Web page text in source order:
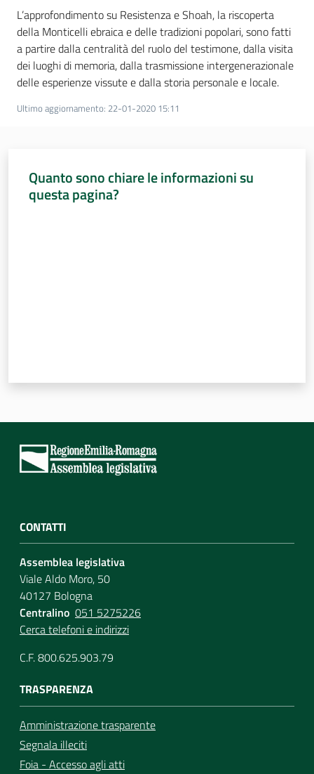
Per i cittadini
L’approfondimento su Resistenza e Shoah, la riscoperta
della Monticelli ebraica e delle tradizioni popolari, sono fatti
a partire dalla centralità del ruolo del testimone, dalla visita
dei luoghi di memoria, dalla trasmissione intergenerazionale
delle esperienze vissute e dalla storia personale e locale.
Ultimo aggiornamento: 22-01-2020 15:11
Quanto sono chiare le informazioni su
questa pagina?
CONTATTI
Assemblea legislativa
Viale Aldo Moro, 50
40127 Bologna
Centralino 051 5275226
Cerca telefoni e indirizzi
C.F. 800.625.903.79
TRASPARENZA
Amministrazione trasparente
Segnala illeciti
Foia - Accesso agli atti